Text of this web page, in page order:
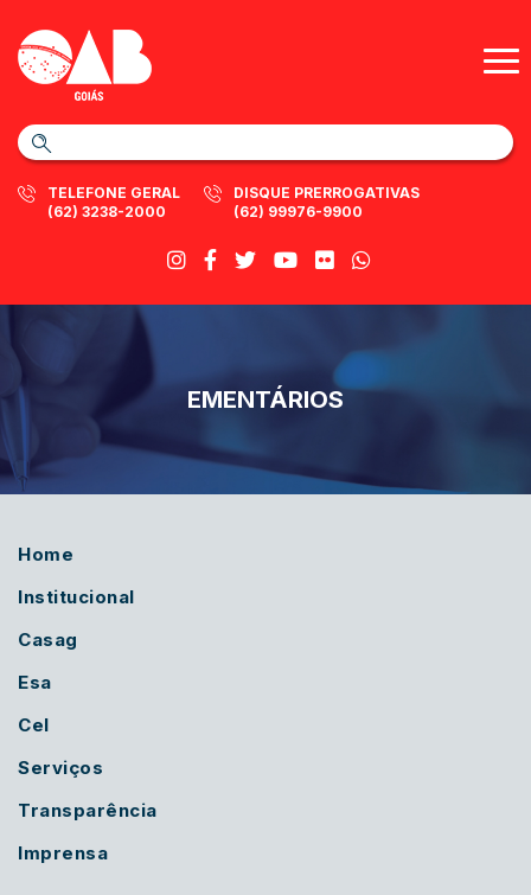
TELEFONE GERAL
(62) 3238-2000
DISQUE PRERROGATIVAS
(62) 99976-9900
EMENTÁRIOS
Home
Institucional
Casag
Esa
Cel
Serviços
Transparência
Imprensa